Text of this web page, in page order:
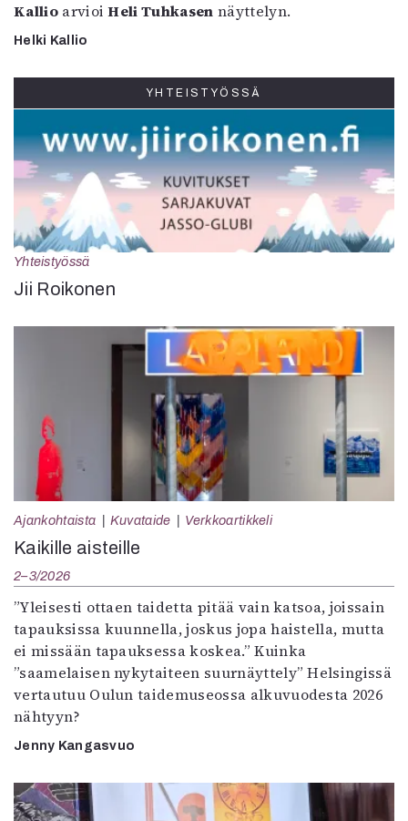
KallioarvioiHeli Tuhkasen näyttelyn.
Helki Kallio
YHTEISTYÖSSÄ
Yhteistyössä
Jii Roikonen
Ajankohtaista Kuvataide Verkkoartikkeli
Kaikille aisteille
2–3/2026
”Yleisesti ottaen taidetta pitää vain katsoa, joissain
tapauksissa kuunnella, joskus jopa haistella, mutta
ei missään tapauksessa koskea.” Kuinka
”saamelaisen nykytaiteen suurnäyttely” Helsingissä
vertautuu Oulun taidemuseossa alkuvuodesta 2026
nähtyyn?
Jenny Kangasvuo